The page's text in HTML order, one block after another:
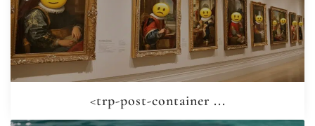
<trp-post-container ...